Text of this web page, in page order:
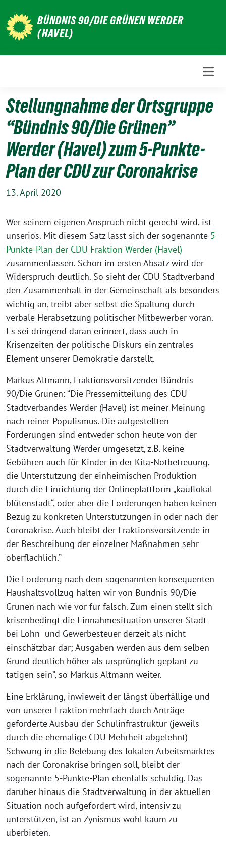
zum
Inhalt
BÜNDNIS 90/DIE GRÜNEN WERDER
(HAVEL)
Stellungnahme der Ortsgruppe
“Bündnis 90/Die Grünen”
Werder (Havel) zum 5-Punkte-
Plan der CDU zur Coronakrise
13. April 2020
Wer seinem eigenen Anspruch nicht gerecht wird, ist
unseriös. Mit diesem Satz lässt sich der sogenannte 5-
Punkte-Plan der CDU Fraktion Werder (Havel)
zusammenfassen. Schon im ersten Absatz wird der
Widerspruch deutlich. So sieht der CDU Stadtverband
den Zusammenhalt in der Gemeinschaft als besonders
wichtig an, treibt aber selbst die Spaltung durch
verbale Herabsetzung politischer Mitbewerber voran.
Es sei dringend daran erinnert, dass auch in
Krisenzeiten der politische Diskurs ein zentrales
Element unserer Demokratie darstellt.
Markus Altmann, Fraktionsvorsitzender Bündnis
90/Die Grünen: “Die Pressemitteilung des CDU
Stadtverbandes Werder (Havel) ist meiner Meinung
nach reiner Populismus. Die aufgestellten
Forderungen sind entweder schon heute von der
Stadtverwaltung Werder umgesetzt, z.B. keine
Gebühren auch für Kinder in der Kita-Notbetreuung,
die Unterstützung der einheimischen Produktion
durch die Einrichtung der Onlineplattform „kauflokal
blütenstadt“, oder aber die Forderungen haben keinen
Bezug zu konkreten Unterstützungen in oder nach der
Coronakrise. Auch bleibt der Fraktionsvorsitzende in
der Beschreibung der einzelner Maßnahmen sehr
oberflächlich.”
Die Forderung nach dem sogenannten konsequenten
Haushaltsvollzug halten wir von Bündnis 90/Die
Grünen nach wie vor für falsch. Zum einen stellt sich
krisenbedingt die Einnahmesituation unserer Stadt
bei Lohn- und Gewerbesteuer derzeit als nicht
einschätzbar dar; Ausgaben werden aus dem selben
Grund deutlich höher als ursprünglich geplant zu
tätigen sein”, so Markus Altmann weiter.
Eine Erklärung, inwieweit der längst überfällige und
von unserer Fraktion mehrfach durch Anträge
geforderte Ausbau der Schulinfrastruktur (jeweils
durch die ehemalige CDU Mehrheit abgelehnt)
Schwung in die Belebung des lokalen Arbeitsmarktes
nach der Coronakrise bringen soll, bleibt der
sogenannte 5-Punkte-Plan ebenfalls schuldig. Das
darüber hinaus die Stadtverwaltung in der aktuellen
Situation noch aufgefordert wird, intensiv zu
unterstützen, ist an Zynismus wohl kaum zu
überbieten.